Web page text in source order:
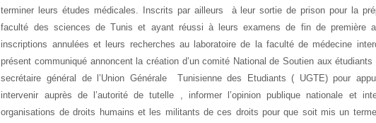
terminer leurs études médicales. Inscrits par ailleurs à leur sortie de prison pour la
faculté des sciences de Tunis et ayant réussi à leurs examens de fin de première
inscriptions annulées et leurs recherches au laboratoire de la faculté de médecine
présent communiqué annoncent la création d’un comité National de Soutien aux
secrétaire général de l’Union Générale Tunisienne des Etudiants ( UGTE) pour
intervenir auprès de l’autorité de tutelle , informer l’opinion publique nationale
organisations de droits humains et les militants de ces droits pour que soit mis un